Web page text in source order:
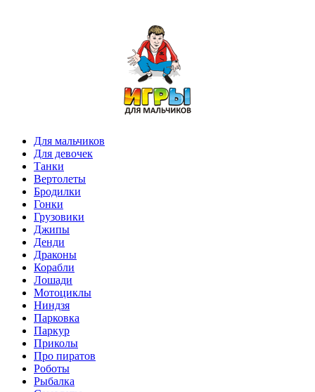
Для мальчиков
Для девочек
Танки
Вертолеты
Бродилки
Гонки
Грузовики
Джипы
Денди
Драконы
Корабли
Лошади
Мотоциклы
Ниндзя
Парковка
Паркур
Приколы
Про пиратов
Роботы
Рыбалка